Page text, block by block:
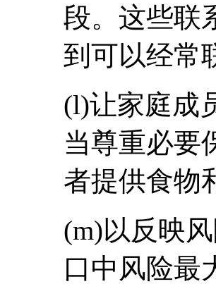
段。这些联
到可以经常
(l)让家庭成
当尊重必要
者提供食物
(m)以反映
口中风险最